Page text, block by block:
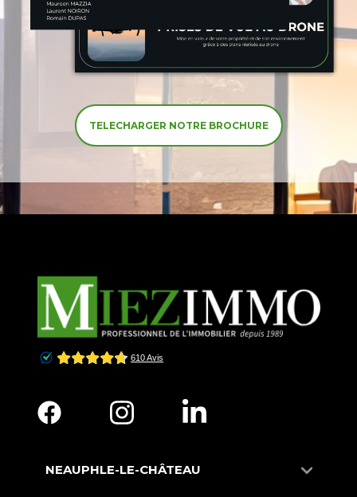
TELECHARGER NOTRE BROCHURE
NEAUPHLE-LE-CHÂTEAU